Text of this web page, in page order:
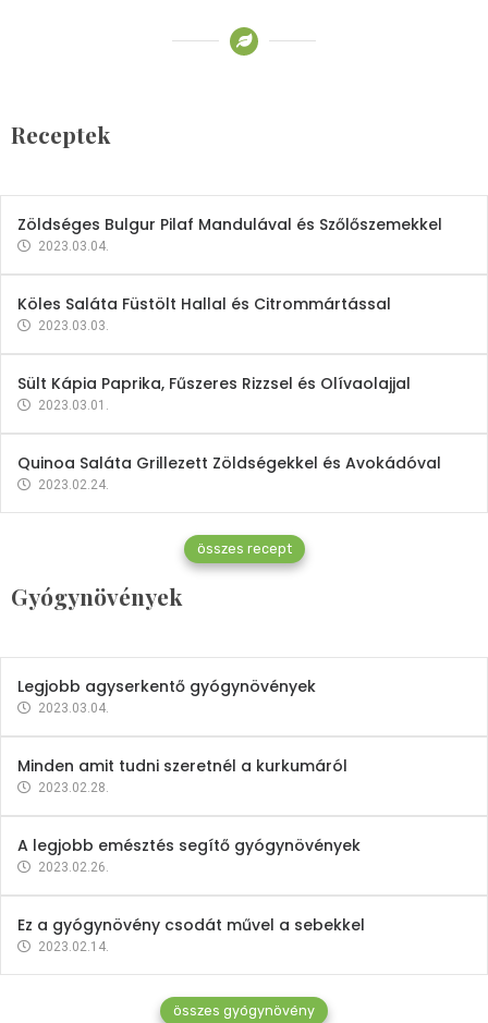
Receptek
2023.03.06.
Zöldséges Bulgur Pilaf Mandulával és Szőlőszemekkel
2023.03.04.
Köles Saláta Füstölt Hallal és Citrommártással
2023.03.03.
Sült Kápia Paprika, Fűszeres Rizzsel és Olívaolajjal
2023.03.01.
Quinoa Saláta Grillezett Zöldségekkel és Avokádóval
2023.02.24.
összes recept
Gyógynövények
Gyógynövények
Mindent a petrezselyemről
2023.12.21.
Legjobb agyserkentő gyógynövények
2023.03.04.
Minden amit tudni szeretnél a kurkumáról
2023.02.28.
A legjobb emésztés segítő gyógynövények
2023.02.26.
Ez a gyógynövény csodát művel a sebekkel
2023.02.14.
összes gyógynövény
Vitaminok